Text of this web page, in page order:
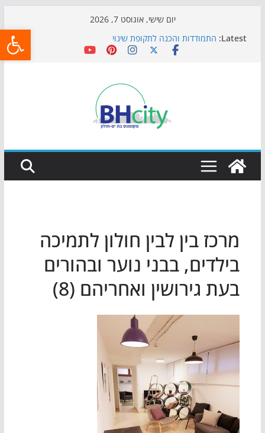
יום שישי, אוגוסט 7, 2026
Latest: התמודדות והכנה לתקופת שינוי
אי ההרפתקאות ממשיך לכבוש את הגינות: מאות משפחות
כדורגל באווירה מיוחדת: הקרנת גמר המונדיאל בטרמינל
הקיץ של בני הנוער בבת־ים: חוף הריביירה הופך למרחב
בטוח בשעות הערב
מרכז בין לבין חולון לתמיכה
בילדים, בבני נוער ובהורים
בעת גירושין ואחריהם (8)